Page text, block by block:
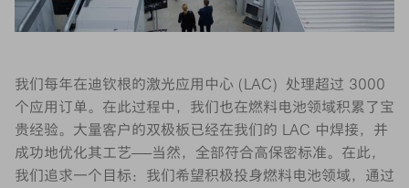
我们每年在迪钦根的激光应用中心 (LAC) 处理超过 3000
个应用订单。在此过程中，我们也在燃料电池领域积累了宝
贵经验。大量客户的双极板已经在我们的 LAC 中焊接，并
成功地优化其工艺——当然，全部符合高保密标准。在此，
我们追求一个目标：我们希望积极投身燃料电池领域，通过